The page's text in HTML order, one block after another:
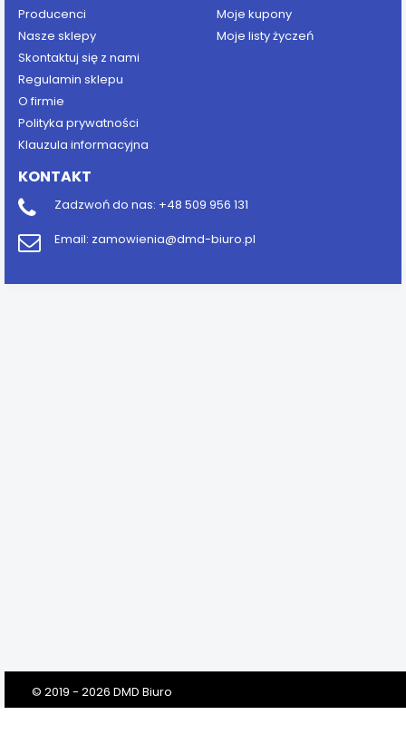
Producenci
Nasze sklepy
Skontaktuj się z nami
Regulamin sklepu
O firmie
Polityka prywatności
Klauzula informacyjna
Moje kupony
Moje listy życzeń
KONTAKT
Zadzwoń do nas: +48 509 956 131
Email: zamowienia@dmd-biuro.pl
© 2019 - 2026 DMD Biuro